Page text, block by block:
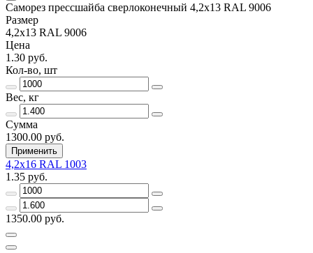
Саморез прессшайба сверлоконечный 4,2х13 RAL 9006
Размер
4,2х13 RAL 9006
Цена
1.30 руб.
Кол-во, шт
Вес, кг
Сумма
1300.00 руб.
Применить
4,2х16 RAL 1003
1.35 руб.
1350.00 руб.